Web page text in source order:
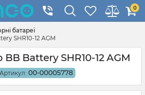
0
батареї
SHR10-12 AGM
Battery SHR10-12 AGM
Артикул: 00-00005778